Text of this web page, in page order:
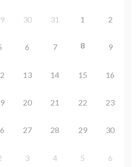
30 31 1 2
6 7 8 9
13 14 15 16
20 21 22 23
27 28 29 30
3 4 5 6